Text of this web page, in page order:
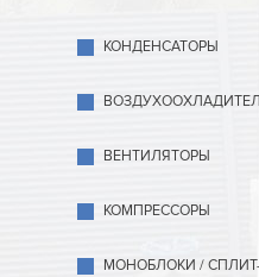
КОНДЕНСАТОРЫ
ВЕНТИЛЯТОРЫ
КОМПРЕССОРЫ
МОНОБЛОКИ /